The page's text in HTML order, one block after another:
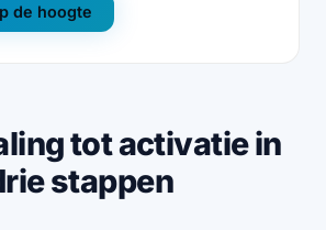
de hoogte
tot activatie in
stappen